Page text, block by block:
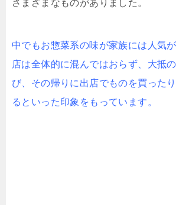
さまざまなものがありました。
中でもお惣菜系の味が家族には人気
店は全体的に混んではおらず、大抵
び、その帰りに出店でものを買った
るといった印象をもっています。